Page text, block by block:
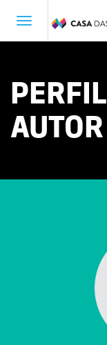
Toggle
PERFIL
AUTOR